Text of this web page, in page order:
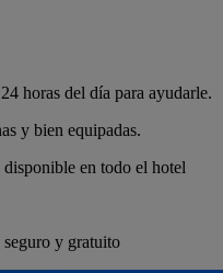
horas del día para ayudarle.
y bien equipadas.
en todo el hotel
y gratuito